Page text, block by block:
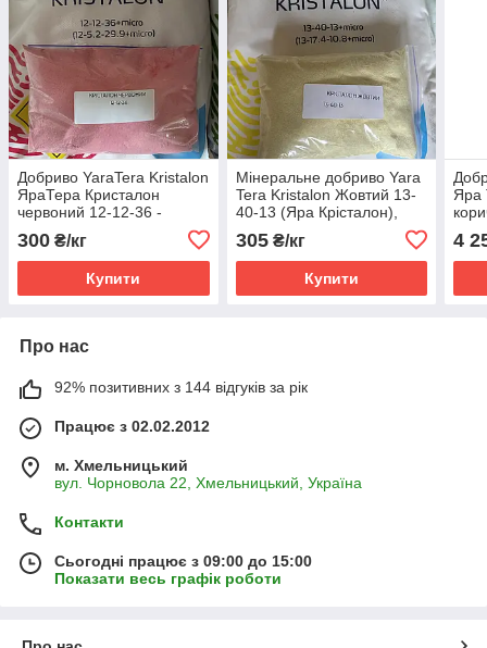
Добриво YaraTera Kristalon
ЯраТера Кристалон
червоний 12-12-36 -
300 ₴/кг
Купити
Мінеральне добриво Yara
Tera Kristalon Жовтий 13-
40-13 (Яра Крісталон),
305₴/кг
Купити
Яра
4
Про нас
92% позитивних з 144 відгуків за рік
Працює з 02.02.2012
м. Хмельницький
вул. Чорновола 22, Хмельницький, Україна
Контакти
Сьогодні працює з 09:00 до 15:00
Показати весь графік роботи